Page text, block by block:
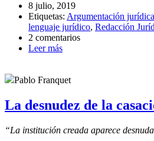
8 julio, 2019
Etiquetas: Argumentación jurídica
lenguaje jurídico, Redacción
2 comentarios
Leer más
Pablo Franquet
La desnudez de la
“La institución creada aparece